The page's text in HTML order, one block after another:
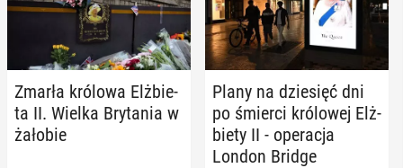
Zmarła królowa Elż­bie­
ta II. Wielka Bry­ta­nia w
żałobie
Plany na dzie­sięć dni
po śmierci kró­lo­wej Elż­
bie­ty II - ope­ra­cja
London Bridge